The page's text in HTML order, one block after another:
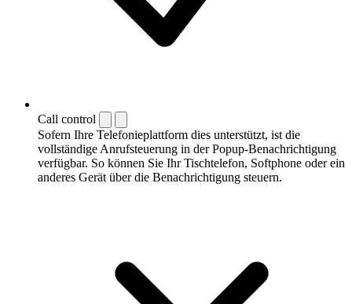
Call control
Sofern Ihre Telefonieplattform dies unterstützt, ist die
vollständige Anrufsteuerung in der Popup-Benachrichtigung
verfügbar. So können Sie Ihr Tischtelefon, Softphone oder ein
anderes Gerät über die Benachrichtigung steuern.